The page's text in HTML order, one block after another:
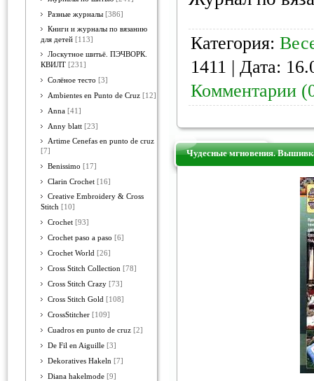
Разные журналы [386]
Книги и журналы по вязанию
для детей [113]
Лоскутное шитьё. ПЭЧВОРК.
КВИЛТ [231]
Солёное тесто [3]
Ambientes en Punto de Cruz [12]
Anna [41]
Anny blatt [23]
Artime Cenefas en punto de cruz
[7]
Benissimo [17]
Clarin Crochet [16]
Creative Embroidery & Cross
Stitch [10]
Crochet [93]
Crochet paso a paso [6]
Crochet World [26]
Cross Stitch Collection [78]
Cross Stitch Crazy [73]
Cross Stitch Gold [108]
CrossStitcher [109]
Cuadros en punto de cruz [2]
De Fil en Aiguille [3]
Dekoratives Hakeln [7]
Diana hakelmode [9]
Категория:
1411 | Дата:
Комментарии
Чудесные мгновения.